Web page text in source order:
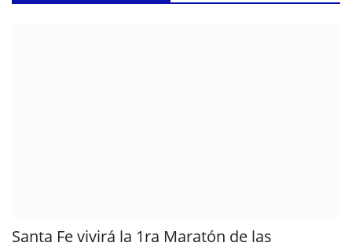
Santa Fe vivirá la 1ra Maratón de las